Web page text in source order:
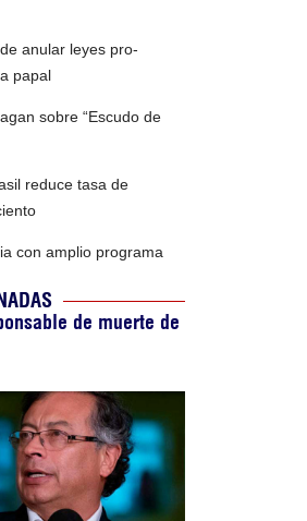
anular leyes pro-
papal
sobre “Escudo de
reduce tasa de
con amplio programa
de muerte de